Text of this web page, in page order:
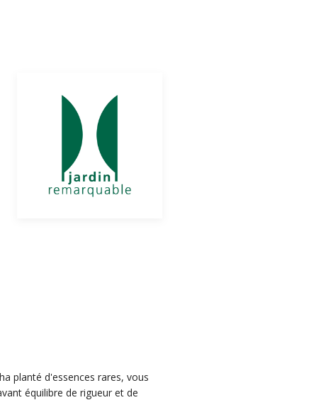
planté d'essences rares, vous
équilibre de rigueur et de